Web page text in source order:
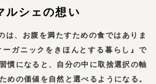
ページ ビオ・マルシェの想い
ービスについて 読みもの・NEWS
マルシェの商品 ご利用ガイド
る質問 オーガニックって何
ルシェの想い
は、お腹を満たすための食ではありま
ガニックをきほんとする暮らし』で
慣になると、自分の中に取捨選択の軸
めの価値を自然と選べるようになる。